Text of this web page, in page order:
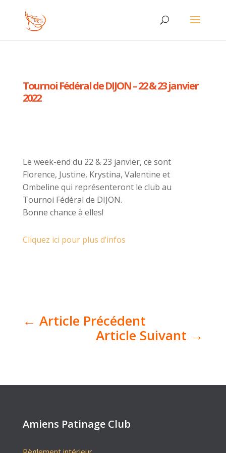
Tournoi Fédéral de DIJON – 22 & 23 janvier
2022
Le week-end du 22 & 23 janvier, ce sont
Florence, Justine, Krystina, Valentine et
Ombeline qui représenteront le club au
Tournoi Fédéral de DIJON.
Bonne chance à elles!
Cliquez ici pour plus d’infos
← Article Précédent
Article Suivant →
Amiens Patinage Club